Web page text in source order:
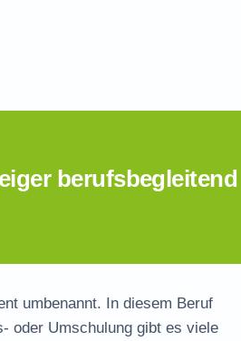
berufsbegleitend
umbenannt. In diesem Beruf
oder Umschulung gibt es viele